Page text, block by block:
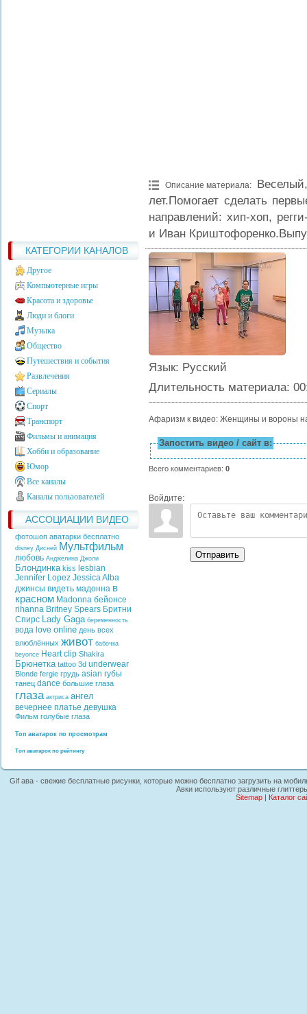
КАТЕГОРИИ КАНАЛОВ
Другое
Компьютерные игры
Красота и здоровье
Люди и блоги
Музыка
Общество
Путешествия и события
Развлечения
Сериалы
Спорт
Транспорт
Фильмы и анимация
Хобби и образование
Юмор
Все каналы
Каналы пользователей
АССОЦИАЦИИ ВИДЕО
фотошоп аватарки бесплатно
disney Дисней Мультфильм
любовь Анджелина Джоли
Блондинка kiss lesbian
Jennifer Lopez Jessica Alba
джинсы видеть мадонна в
красном Madonna бейонсе
rihanna Britney Spears Бритни
Спирс Lady Gaga беременность
вода love online день всех
влюблённых живот бабочка
beyonce Heart clip Shakira
Брюнетка tattoo 3d underwear
Blonde fergie грудь asian губы
танец dance большие глаза
глаза актриса ангел
вечернее платье девушка
Фильм голубые глаза
Топ аватарок по просмотрам
Топ аватарок по рейтингу
Описание материала:
лет.Помогает сделать
направлений: хип-хоп,
и Иван
Язык: Русский
Длительность материала:
Афаризм к видео: Женщины и вороны
Запостить видео / сайт в:
Всего комментариев: 0
Войдите:
Отправить
Gif ава - свежие бесплатные рисунки, которые можно бесплатно загрузить на
Авки используют различные
Sitemap| Каталог